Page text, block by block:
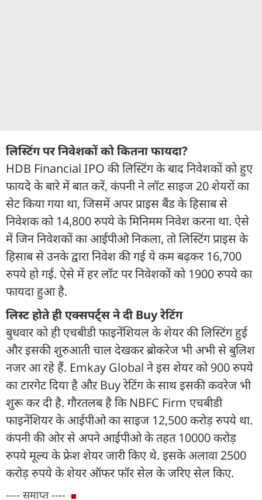
लिस्टिंग पर निवेशकों को कितना फायदा?
HDB Financial IPO की लिस्टिंग के बाद निवेशकों को हुए
फायदे के बारे में बात करें, कंपनी ने लॉट साइज 20 शेयरों का
सेट किया गया था, जिसमें अपर प्राइस बैंड के हिसाब से
निवेशक को 14,800 रुपये के मिनिमम निवेश करना था. ऐसे
में जिन निवेशकों का आईपीओ निकला, तो लिस्टिंग प्राइस के
हिसाब से उनके द्वारा निवेश की गई ये कम बढ़कर 16,700
रुपये हो गई. ऐसे में हर लॉट पर निवेशकों को 1900 रुपये का
फायदा हुआ है.
लिस्ट होते ही एक्सपर्ट्स ने दी Buy रेटिंग
बुधवार को ही एचबीडी फाइनेंशियल के शेयर की लिस्टिंग हुई
और इसकी शुरुआती चाल देखकर ब्रोकरेज भी अभी से बुलिश
नजर आ रहे हैं. Emkay Global ने इस शेयर को 900 रुपये
का टारगेट दिया है औऱ Buy रेटिंग के साथ इसकी कवरेज भी
शुरू कर दी है. गौरतलब है कि NBFC Firm एचबीडी
फाइनेंशियर के आईपीओ का साइज 12,500 करोड़ रुपये था.
कंपनी की ओर से अपने आईपीओ के तहत 10000 करोड़
रुपये मूल्य के फ्रेश शेयर जारी किए थे. इसके अलावा 2500
करोड़ रुपये के शेयर ऑफर फॉर सेल के जरिए सेल किए.
---- समाप्त ----